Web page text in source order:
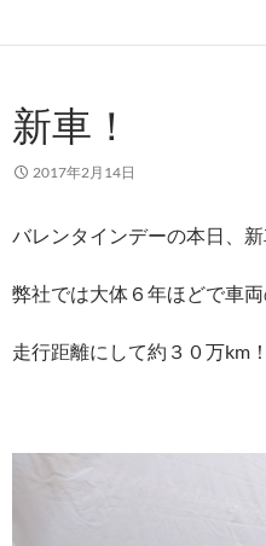
新車！
2017年2月14日
バレンタインデーの本日、
弊社では大体６年ほどで車
走行距離にして約３０万km